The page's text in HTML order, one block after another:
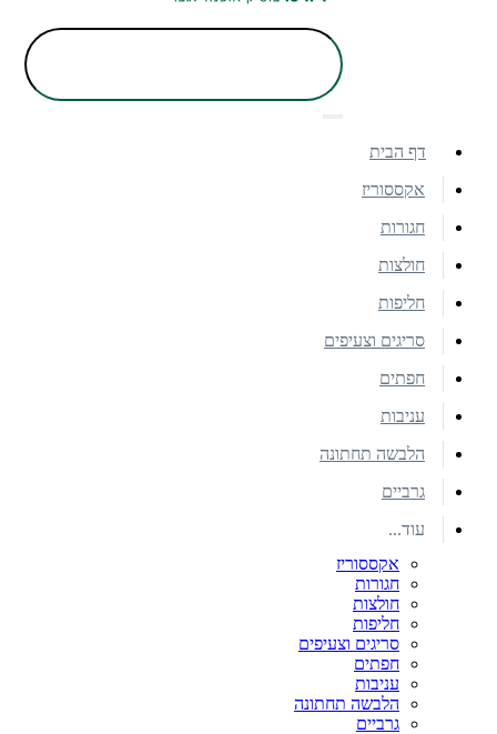
דף הבית
אקססוריז
חגורות
חולצות
חליפות
סריגים וצעיפים
חפתים
עניבות
הלבשה תחתונה
גרביים
עוד...
אקססוריז
חגורות
חולצות
חליפות
סריגים וצעיפים
חפתים
עניבות
הלבשה תחתונה
גרביים